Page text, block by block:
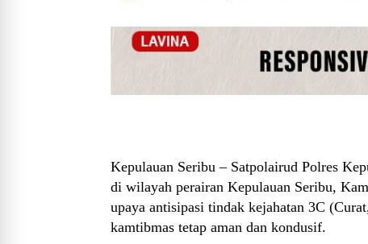
Kepulauan Seribu – Satpolairud Polres
di wilayah perairan Kepulauan Seribu,
upaya antisipasi tindak kejahatan 3C
kamtibmas tetap aman dan kondusif.